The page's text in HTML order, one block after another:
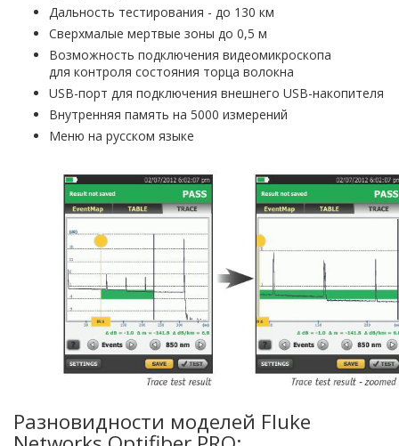
Дальность тестирования - до 130 км
Сверхмалые мертвые зоны до 0,5 м
Возможность подключения видеомикроскопа
для контроля состояния торца волокна
USB-порт для подключения внешнего USB-накопителя
Внутренняя память на 5000 измерений
Меню на русском языке
Разновидности моделей Fluke